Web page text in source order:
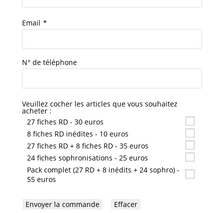
Email *
N° de téléphone
Veuillez cocher les articles que vous souhaitez
acheter :
27 fiches RD - 30 euros
8 fiches RD inédites - 10 euros
27 fiches RD + 8 fiches RD - 35 euros
24 fiches sophronisations - 25 euros
Pack complet (27 RD + 8 inédits + 24 sophro) -
55 euros
Envoyer la commande Effacer